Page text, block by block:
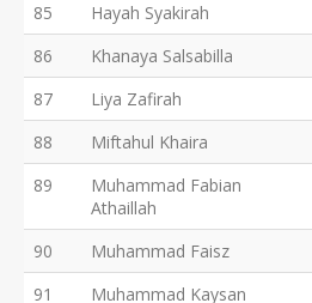
85
Hayah Syakirah
86
Khanaya Salsabilla
87
Liya Zafirah
88
Miftahul Khaira
89
Muhammad Fabian
Athaillah
90 Muhammad Faisz
91
Muhammad Kaysan